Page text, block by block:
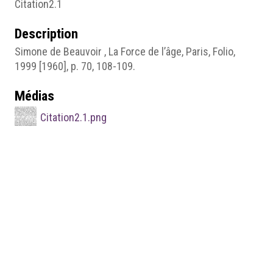
Citation2.1
Description
Simone de Beauvoir , La Force de l’âge, Paris, Folio,
1999 [1960], p. 70, 108-109.
Médias
Citation2.1.png